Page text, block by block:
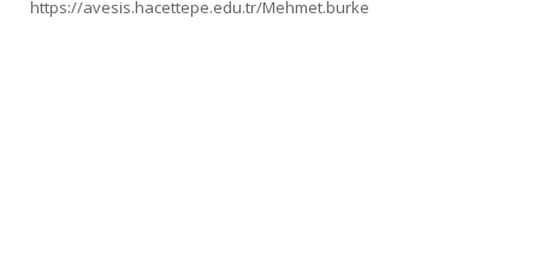
https://avesis.hacettepe.edu.tr/Mehmet.burke